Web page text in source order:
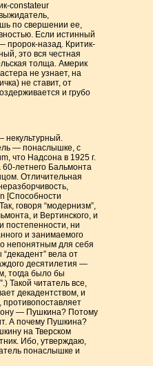
constateur
по свершении ее,
Если истинный
пророк-назад. Критик-
это вся честная
толща. Америк
не узнает, на
не ставит, от
и грубо
некультурный.
— понаслышке, с
что Надсона в 1925 г.
60-летнего Бальмонта
Отличительная
[Способности
говоря “модернизм”,
и Вертинского, и
постепенности, ни
и занимаемого
непонятным для себя
вела от
десятилетия —
тогда было бы
Такой читатель все,
декадентством, и
противопоставляет
— Пушкина? Потому
А почему Пушкина?
на Тверском
Ибо, утверждаю,
понаслышке и